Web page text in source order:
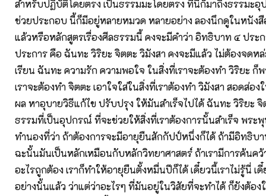
สำหรับปฏิบัติโดยตรง เป็นธรรมมะโดยตรง ที่นี้ก็มาถึงธรรมะอุ
ช่วยประกอบ นี้ก็มีอยู่หลายหมวด หลายอย่าง ลองนึกดูในหนังสื
แล้วหรือหลักสูตรเรื่องศีลธรรมนี้ คงจะมีคำว่า อิทธิบาท ๔ ประ
ประการ คือ ฉันทะ วิริยะ จิตตะ วิมังสา คงจะมีแล้ว ไม่ต้องจดห
เรียน ฉันทะ ความรัก ความพอใจ ในสิ่งที่เราจะต้องทำ วิริยะ ก็
เราจะต้องทำ จิตตะ เอาใจใส่ในสิ่งที่เราต้องทำ วิมังสา สอดส่อง
ผล หาอุบายวิธีแก้ไข ปรับปรุง ให้มันสำเร็จไปได้ ฉันทะ วิริยะ จิ
ธรรมที่เป็นอุปกรณ์ ที่จะช่วยให้สิ่งที่เราต้องการนั้นสำเร็จ พระพุ
ทำนองที่ว่า ถ้าต้องการจะมีอายุยืนสักกัปป์หนึ่งก็ได้ ถ้ามีอิทธิบา
ฉะนั้นมันเป็นหลักเหมือนกับหลักวิทยาศาสตร์ ถ้าเรามีการค้นคว้
อะไรถูกต้อง เราก็ทำให้อายุยืนตั้งหมื่นปีก็ได้ เดี๋ยวนี้เราไม่รู้นี่ เ
อย่างนั้นแล้ว ว่าแต่ว่าอะไรๆ ที่มันอยู่ในวิสัยที่จะทำได้ ก็ยังต้อง